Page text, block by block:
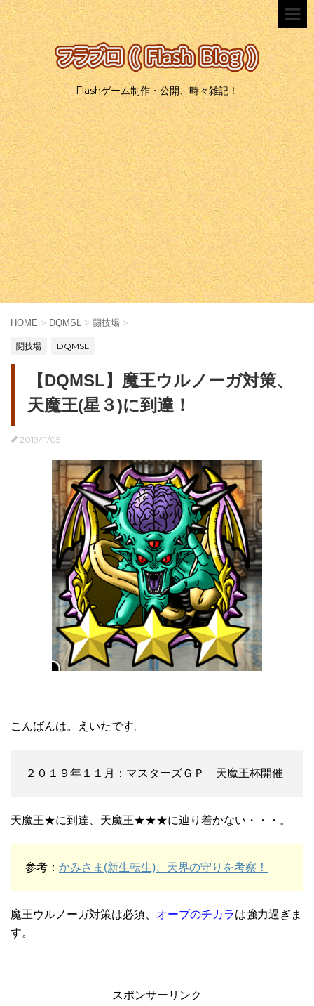
Flashゲーム制作・公開、時々雑記！
HOME > DQMSL > 闘技場 >
闘技場 DQMSL
【DQMSL】魔王ウルノーガ対策、
天魔王(星３)に到達！
2019/11/05
こんばんは。えいたです。
２０１９年１１月：マスターズＧＰ 天魔王杯開催
天魔王★に到達、天魔王★★★に辿り着かない・・・。
参考： かみさま(新生転生)、天界の守りを考察！
魔王ウルノーガ対策は必須、 オーブのチカラは強力過ぎま
す。
スポンサーリンク